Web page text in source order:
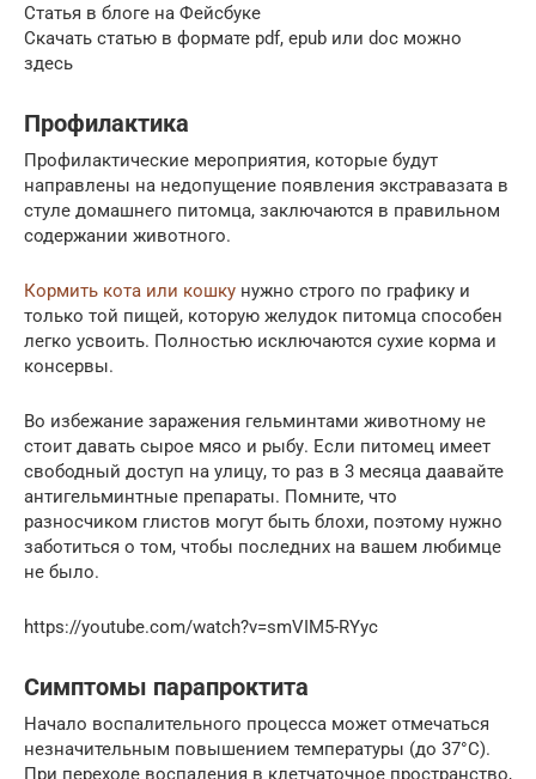
Статья в блоге на Фейсбуке
Скачать статью в формате pdf, epub или doc можно
здесь
Профилактика
Профилактические мероприятия, которые будут
направлены на недопущение появления экстравазата в
стуле домашнего питомца, заключаются в правильном
содержании животного.
Кормить кота или кошку нужно строго по графику и
только той пищей, которую желудок питомца способен
легко усвоить. Полностью исключаются сухие корма и
консервы.
Во избежание заражения гельминтами животному не
стоит давать сырое мясо и рыбу. Если питомец имеет
свободный доступ на улицу, то раз в 3 месяца даавайте
антигельминтные препараты. Помните, что
разносчиком глистов могут быть блохи, поэтому нужно
заботиться о том, чтобы последних на вашем любимце
не было.
https://youtube.com/watch?v=smVIM5-RYyc
Симптомы парапроктита
Начало воспалительного процесса может отмечаться
незначительным повышением температуры (до 37°C).
При переходе воспаления в клетчаточное пространство,